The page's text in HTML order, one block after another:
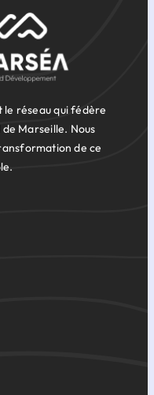
le réseau qui fédère
Marseille. Nous
de ce